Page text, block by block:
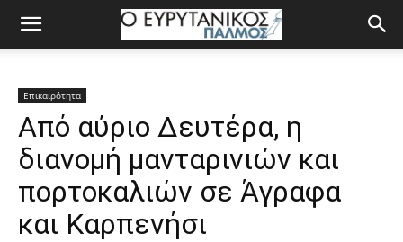
Επικαιρότητα
Από αύριο Δευτέρα, η
διανομή μανταρινιών και
πορτοκαλιών σε Άγραφα
και Καρπενήσι